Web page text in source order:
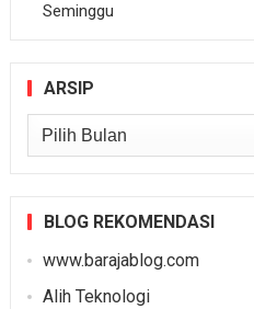
Seminggu
ARSIP
Arsip
BLOG REKOMENDASI
www.barajablog.com
Alih Teknologi